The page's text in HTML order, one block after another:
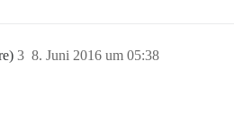
8. Juni 2016 um 05:38
3